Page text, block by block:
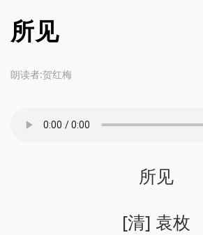
所见
朗读者:贺红梅
所见
[清] 袁枚